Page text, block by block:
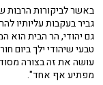
באשר לביקורות הרבות
גביר בעקבות עליותיו
גם יהודי, הר הבית הוא
טבעי שיהודי ילך ביום
עושה את זה בצורה
מפתיע אף אחד".